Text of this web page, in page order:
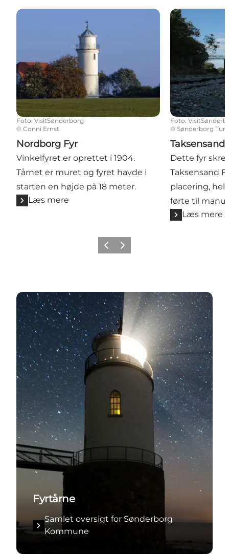
Nordborg Fyr
Foto: VisitSønderborg
© Conni Ernst
Nordborg Fyr
Vinkelfyret er oprettet i 1904.
Tårnet er muret og fyret havde i
starten en højde på 18 meter.
Læs mere
Taksensand
Foto:
©Sønderborg
Taksensand
Dette fyr
Taksensand
placering,
førte til
Læs mere
ForrigeNæste
Samlet oversigt for Sønderborg Kommune
Fyrtårne
Samlet oversigt for Sønderborg
Kommune